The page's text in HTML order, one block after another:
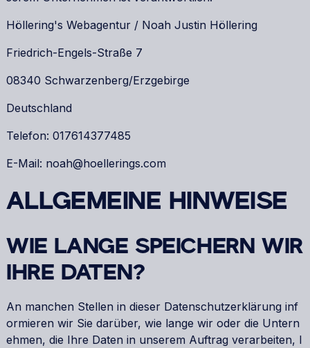
Höllering's Webagentur / Noah Justin Höllering
Friedrich-Engels-Straße 7
08340 Schwarzenberg/Erzgebirge
Deutschland
Telefon: 017614377485
E-Mail: noah@hoellerings.com
ALLGEMEINE HINWEISE
WIE LANGE SPEICHERN WIR
IHRE DATEN?
An manchen Stellen in dieser Datenschutzerklärung inf
ormieren wir Sie darüber, wie lange wir oder die Untern
ehmen, die Ihre Daten in unserem Auftrag verarbeiten, I